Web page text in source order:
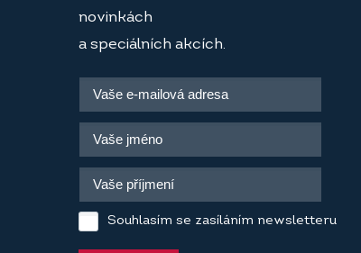
novinkách
a speciálních akcích.
Souhlasím se zasíláním newsletteru